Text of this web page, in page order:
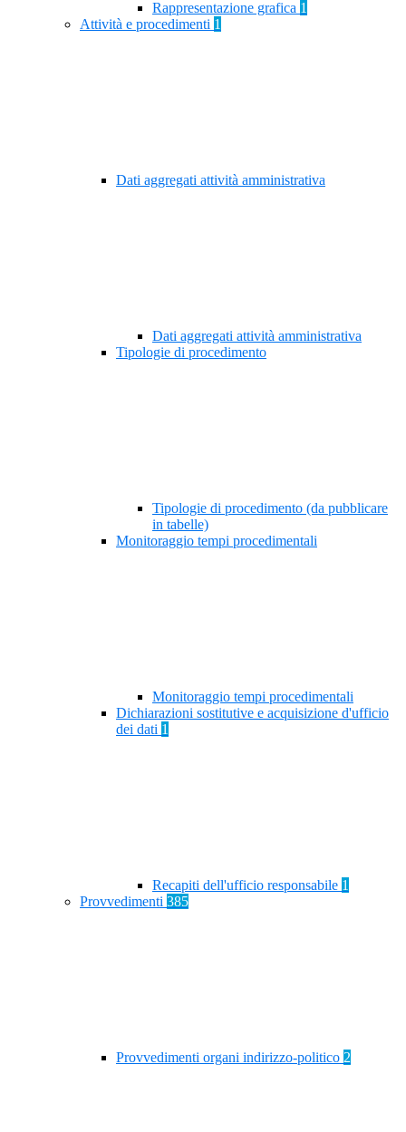
Rappresentazione grafica 1
Attività e procedimenti 1
Dati aggregati attività amministrativa
Dati aggregati attività amministrativa
Tipologie di procedimento
Tipologie di procedimento (da pubblicare
in tabelle)
Monitoraggio tempi procedimentali
Monitoraggio tempi procedimentali
Dichiarazioni sostitutive e acquisizione d'ufficio
dei dati 1
Recapiti dell'ufficio responsabile 1
Provvedimenti 385
Provvedimenti organi indirizzo-politico 2